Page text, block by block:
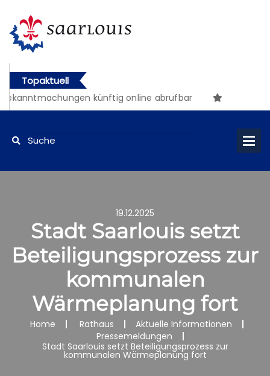
Topaktuell
künftig online abrufbar
19.12.2025
Stadt Saarlouis setzt
Beteiligungsprozess zur
kommunalen
Wärmeplanung fort
Home Rathaus
Aktuelle Informationen
Pressemeldungen
Stadt Saarlouis setzt Beteiligungsprozess zur
kommunalen Wärmeplanung fort